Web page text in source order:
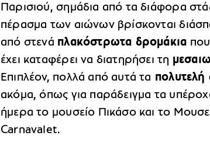
Παρισιού, σημάδια από τα διάφορα
πέρασμα των αιώνων βρίσκονται
από στενά πλακόστρωτα δρομάκια
έχει καταφέρει να διατηρήσει τη
Επιπλέον, πολλά από αυτά τα πολυτελή
ακόμα, όπως για παράδειγμα τα
ήμερα το μουσείο Πικάσο και το
Carnavalet.